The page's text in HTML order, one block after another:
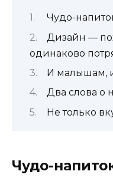
Чудо-
Дизайн —
одинаково
И малышам,
Два слова о
Не только
Чудо-